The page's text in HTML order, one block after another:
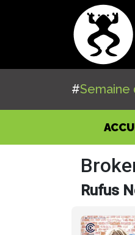
#Semaine
Rufus